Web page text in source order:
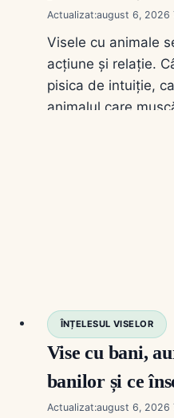
Actualizat:august 6, 2026
Visele cu animale
acțiune și relație.
pisica de intuiție,
animalul care
ÎNȚELESUL VISELOR
Vise cu bani,
banilor și ce
Actualizat:august 6, 2026